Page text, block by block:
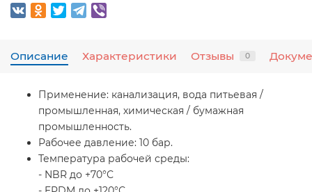
Описание Характеристики Отзывы 0
Применение: канализация, вода питьевая /
промышленная, химическая / бумажная
промышленность.
Рабочее давление: 10 бар.
Температура рабочей среды:
- NBR до +70°С